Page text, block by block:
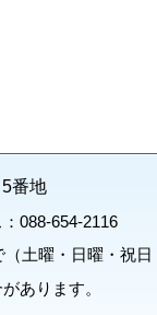
番地
088-654-2116
土曜・日曜・祝
あります。